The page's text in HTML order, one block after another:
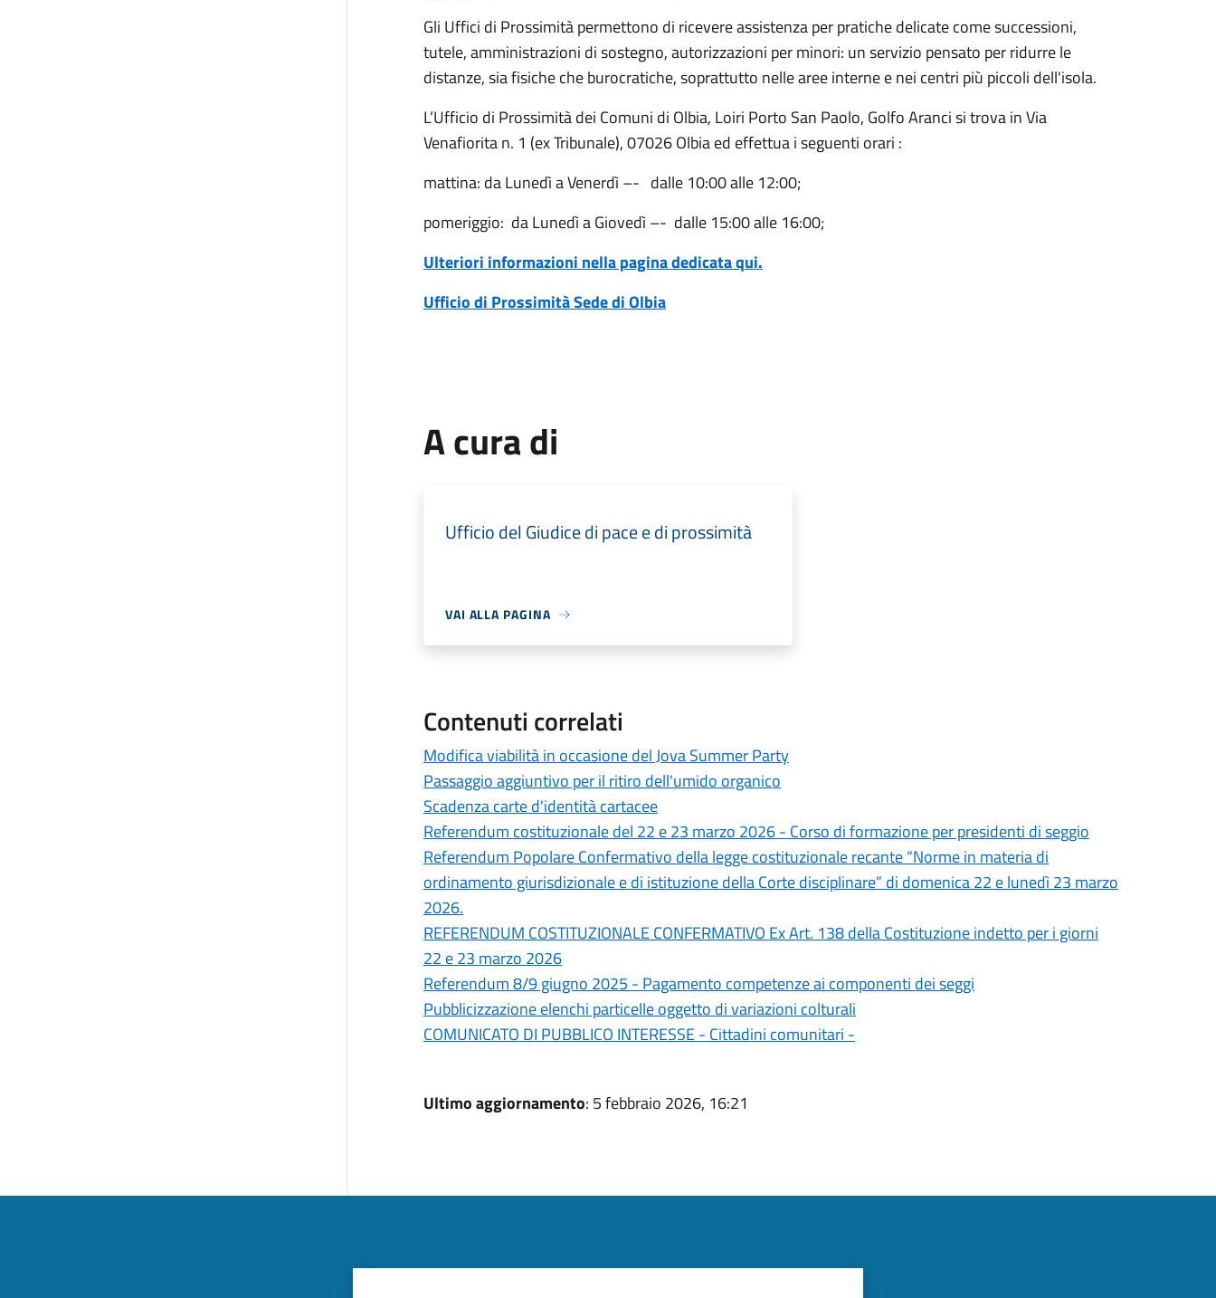
Gli Uffici di Prossimità permettono di ricevere assistenza per pratiche delicate come successioni,
tutele, amministrazioni di sostegno, autorizzazioni per minori: un servizio pensato per ridurre le
distanze, sia fisiche che burocratiche, soprattutto nelle aree interne e nei centri più piccoli dell'isola.
L’Ufficio di Prossimità dei Comuni di Olbia, Loiri Porto San Paolo, Golfo Aranci si trova in Via
Venafiorita n. 1 (ex Tribunale), 07026 Olbia ed effettua i seguenti orari :
mattina: da Lunedì a Venerdì –- dalle 10:00 alle 12:00;
pomeriggio: da Lunedì a Giovedì –- dalle 15:00 alle 16:00;
Ulteriori informazioni nella pagina dedicata qui.
Ufficio di Prossimità Sede di Olbia
A cura di
Ufficio del Giudice di pace e di prossimità
VAI ALLA PAGINA
Contenuti correlati
Modifica viabilità in occasione del Jova Summer Party
Passaggio aggiuntivo per il ritiro dell'umido organico
Scadenza carte d'identità cartacee
Referendum costituzionale del 22 e 23 marzo 2026 - Corso di formazione per presidenti di seggio
Referendum Popolare Confermativo della legge costituzionale recante “Norme in materia di
ordinamento giurisdizionale e di istituzione della Corte disciplinare” di domenica 22 e lunedì 23 marzo
2026.
REFERENDUM COSTITUZIONALE CONFERMATIVO Ex Art. 138 della Costituzione indetto per i giorni
22 e 23 marzo 2026
Referendum 8/9 giugno 2025 - Pagamento competenze ai componenti dei seggi
Pubblicizzazione elenchi particelle oggetto di variazioni colturali
COMUNICATO DI PUBBLICO INTERESSE - Cittadini comunitari -
Ultimo aggiornamento: 5 febbraio 2026, 16:21